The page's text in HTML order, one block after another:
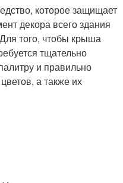
которое защищает
декора всего здания
того, чтобы крыша
тщательно
и правильно
а также их